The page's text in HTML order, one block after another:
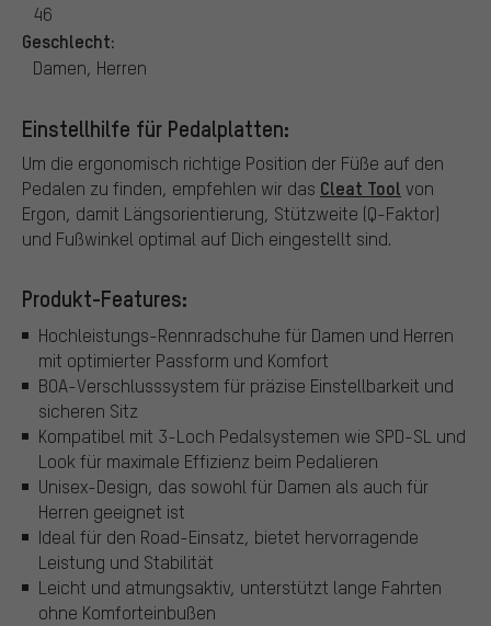
46
Geschlecht:
Damen, Herren
Einstellhilfe für Pedalplatten:
Um die ergonomisch richtige Position der Füße auf den
Pedalen zu finden, empfehlen wir das Cleat Tool von
Ergon, damit Längsorientierung, Stützweite (Q-Faktor)
und Fußwinkel optimal auf Dich eingestellt sind.
Produkt-Features:
Hochleistungs-Rennradschuhe für Damen und Herren
mit optimierter Passform und Komfort
BOA-Verschlusssystem für präzise Einstellbarkeit und
sicheren Sitz
Kompatibel mit 3-Loch Pedalsystemen wie SPD-SL und
Look für maximale Effizienz beim Pedalieren
Unisex-Design, das sowohl für Damen als auch für
Herren geeignet ist
Ideal für den Road-Einsatz, bietet hervorragende
Leistung und Stabilität
Leicht und atmungsaktiv, unterstützt lange Fahrten
ohne Komforteinbußen